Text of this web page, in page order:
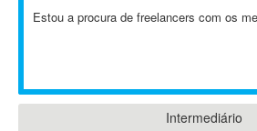
A-GPS
ABAP
Estou a procura de freelancers com os
Intermediário